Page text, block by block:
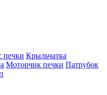
печки Крыльчатка
Моторчик печки Патрубок